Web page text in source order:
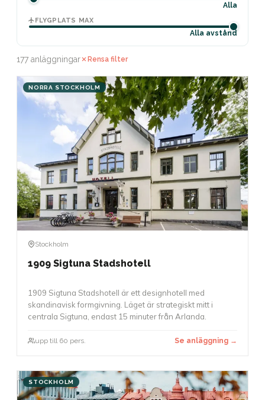
Alla
FLYGPLATS MAX
Alla avstånd
177 anläggningar Rensa filter
NORRA STOCKHOLM
Stockholm
1909 Sigtuna Stadshotell
1909 Sigtuna Stadshotell är ett designhotell med
skandinavisk formgivning. Läget är strategiskt mitt i
centrala Sigtuna, endast 15 minuter från Arlanda.
upp till 60 pers. Se anläggning →
STOCKHOLM